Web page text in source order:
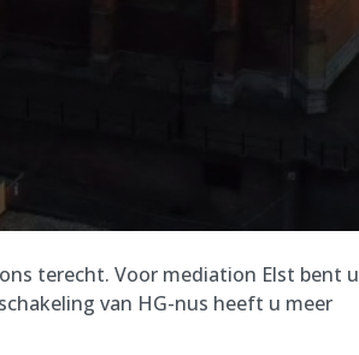
terecht. Voor mediation Elst bent u
van HG-nus heeft u meer